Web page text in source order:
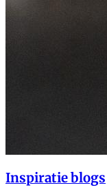
Inspiratie blogs